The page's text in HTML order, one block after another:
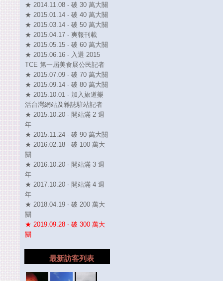
★ 2014.11.08 - 破 30 萬大關
★ 2015.01.14 - 破 40 萬大關
★ 2015.03.14 - 破 50 萬大關
★ 2015.04.17 - 爽報刊載
★ 2015.05.15 - 破 60 萬大關
★ 2015.06.16 - 入選 2015
TCE 第一屆美食展公民記者
★ 2015.07.09 - 破 70 萬大關
★ 2015.09.14 - 破 80 萬大關
★ 2015.10.01 - 加入旅道樂
活台灣網站及雜誌駐站記者
★ 2015.10.20 - 開站滿 2 週
年
★ 2015.11.24 - 破 90 萬大關
★ 2016.02.18 - 破 100 萬大
關
★ 2016.10.20 - 開站滿 3 週
年
★ 2017.10.20 - 開站滿 4 週
年
★ 2018.04.19 - 破 200 萬大
關
★ 2019.09.28 - 破 300 萬大
關
最新訪客列表